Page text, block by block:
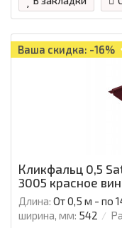
Ваша скидка: -16%
Кликфальц 0,5
3005 красное
Длина: От 0,5 м - по
ширина, мм: 542